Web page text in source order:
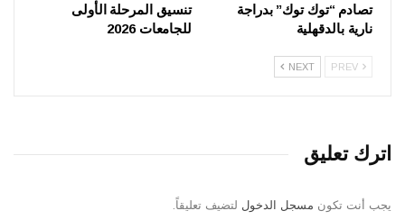
تصادم “توك توك” بدراجة
نارية بالدقهلية
تنسيق المرحلة الأولى
للجامعات 2026
NEXT
اترك تعليق
يجب أنت تكون مسجل الدخول لتضيف تعليقاً.